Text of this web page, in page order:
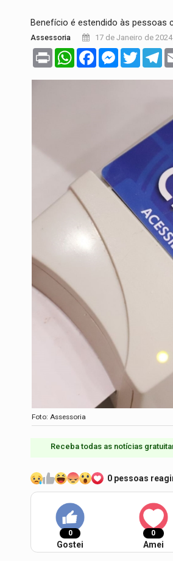
Benefício é estendido às pessoas
Assessoria 17 de Janeiro de
Print WhatsAppFacebookMessenger
Twitter
Foto: Assessoria
Receba todas as notícias
0 pessoas
0
Gostei
0
Amei